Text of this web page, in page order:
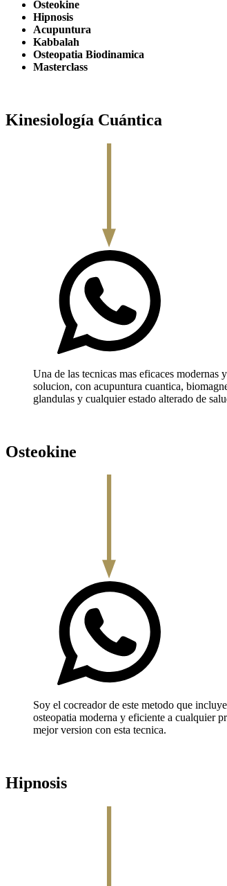
Osteokine
Hipnosis
Acupuntura
Kabbalah
Osteopatia Biodinamica
Masterclass
Kinesiología Cuántica
Una de las tecnicas mas eficaces
solucion, con acupuntura cuantica,
glandulas y cualquier estado alterado de
Osteokine
Soy el cocreador de este metodo que
osteopatia moderna y eficiente a cualquier
mejor version con esta tecnica.
Hipnosis